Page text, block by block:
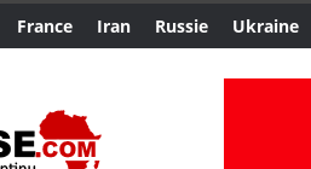
France Iran Russie Ukraine